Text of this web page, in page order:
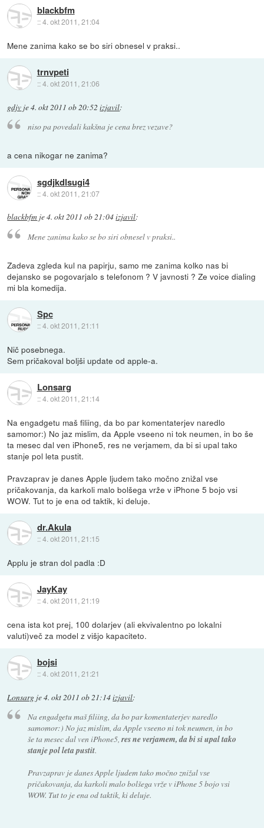
blackbfm
::4. okt 2011, 21:04
Mene zanima kako se bo siri obnesel v praksi..
trnvpeti
::4. okt 2011, 21:06
gdjv je4. okt 2011 ob 20:52 izjavil:
niso pa povedali kakšna je cena brez vezave?
a cena nikogar ne zanima?
sgdjkdlsugi4
::4. okt 2011, 21:07
blackbfm je4. okt 2011 ob 21:04izjavil:
Mene zanima kako se bo siri obnesel v praksi..
Zadeva zgleda kul na papirju, samo me zanima kolko nas bi
dejansko se pogovarjalo s telefonom ? V javnosti ? Ze voice dialing
mi bla komedija.
Spc
::4. okt 2011, 21:11
Nič posebnega.
Sem pričakoval boljši update od apple-a.
Lonsarg
::4. okt 2011, 21:14
Na engadgetu maš filiing, da bo par komentaterjev naredlo
samomor:) No jaz mislim, da Apple vseeno ni tok neumen, in bo še
ta mesec dal ven iPhone5, res ne verjamem, da bi si upal tako
stanje pol leta pustit.
Pravzaprav je danes Apple ljudem tako močno znižal vse
pričakovanja, da karkoli malo bolšega vrže v iPhone 5 bojo vsi
WOW. Tut to je ena od taktik, ki deluje.
dr.Akula
::4. okt 2011, 21:15
Applu je stran dol padla :D
JayKay
::4. okt 2011, 21:19
cena ista kot prej, 100 dolarjev (ali ekvivalentno po lokalni
valuti)več za model z višjo kapaciteto.
bojsi
::4. okt 2011, 21:21
Lonsarg je4. okt 2011 ob 21:14izjavil:
Na engadgetu maš filiing, da bo par komentaterjev naredlo
samomor:) No jaz mislim, da Apple vseeno ni tok neumen, in bo
še ta mesec dal ven iPhone5,res ne verjamem, da bi si upal tako
stanje pol leta pustit.
Pravzaprav je danes Apple ljudem tako močno znižal vse
pričakovanja, da karkoli malo bolšega vrže v iPhone 5 bojo vsi
WOW. Tut to je ena od taktik, ki deluje.